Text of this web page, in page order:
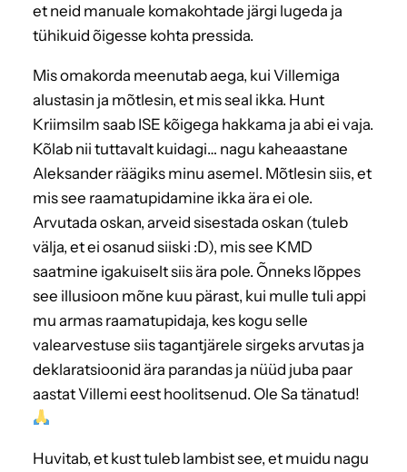
et neid manuale komakohtade järgi lugeda ja
tühikuid õigesse kohta pressida.
Mis omakorda meenutab aega, kui Villemiga
alustasin ja mõtlesin, et mis seal ikka. Hunt
Kriimsilm saab ISE kõigega hakkama ja abi ei vaja.
Kõlab nii tuttavalt kuidagi… nagu kaheaastane
Aleksander räägiks minu asemel. Mõtlesin siis, et
mis see raamatupidamine ikka ära ei ole.
Arvutada oskan, arveid sisestada oskan (tuleb
välja, et ei osanud siiski :D), mis see KMD
saatmine igakuiselt siis ära pole. Õnneks lõppes
see illusioon mõne kuu pärast, kui mulle tuli appi
mu armas raamatupidaja, kes kogu selle
valearvestuse siis tagantjärele sirgeks arvutas ja
deklaratsioonid ära parandas ja nüüd juba paar
aastat Villemi eest hoolitsenud. Ole Sa tänatud!
Huvitab, et kust tuleb lambist see, et muidu nagu